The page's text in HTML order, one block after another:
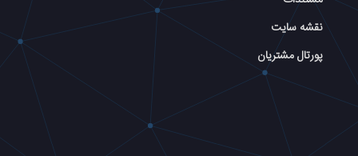
نقشه سایت
پورتال مشتریان